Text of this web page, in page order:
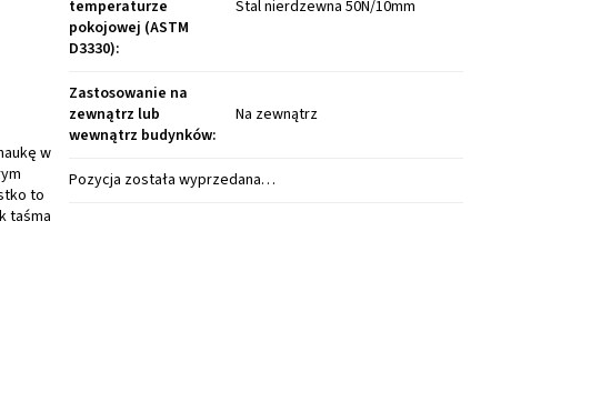
w
to
taśma
temperaturze
pokojowej (ASTM
D3330):
Stal nierdzewna 50N/10mm
Zastosowanie na
zewnątrz lub
wewnątrz budynków:
Na zewnątrz
Pozycja została wyprzedana…